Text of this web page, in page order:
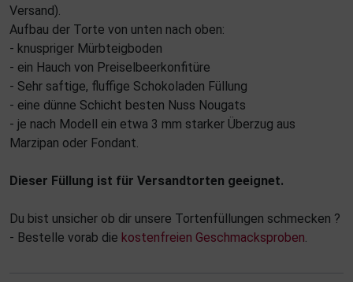
Versand).
Aufbau der Torte von unten nach oben:
- knuspriger Mürbteigboden
- ein Hauch von Preiselbeerkonfitüre
- Sehr saftige, fluffige Schokoladen Füllung
- eine dünne Schicht besten Nuss Nougats
- je nach Modell ein etwa 3 mm starker Überzug aus
Marzipan oder Fondant.
Dieser Füllung ist für Versandtorten geeignet.
Du bist unsicher ob dir unsere Tortenfüllungen schmecken ?
- Bestelle vorab die kostenfreien Geschmacksproben.